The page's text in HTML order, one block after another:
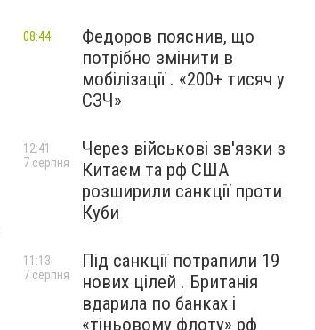
Федоров пояснив, що
потрібно змінити в
мобілізації . «200+ тисяч у
СЗЧ»
08:44
Через військові зв'язки з
Китаєм та рф США
розширили санкції проти
Куби
12:41
7 серпня
Під санкції потрапили 19
нових цілей . Британія
вдарила по банках і
«тіньовому флоту» рф
11:13
7 серпня